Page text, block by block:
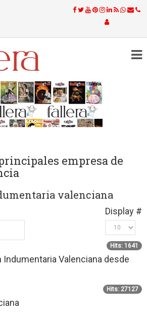
empresa de
valenciana
Display #
Hits: 1641
Indumentaria Valenciana desde
Hits: 27127